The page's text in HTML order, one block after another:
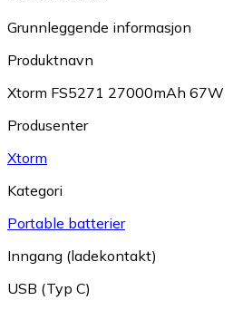
Grunnleggende informasjon
Produktnavn
Xtorm FS5271 27000mAh 67W
Produsenter
Xtorm
Kategori
Portable batterier
Inngang (ladekontakt)
USB (Typ C)